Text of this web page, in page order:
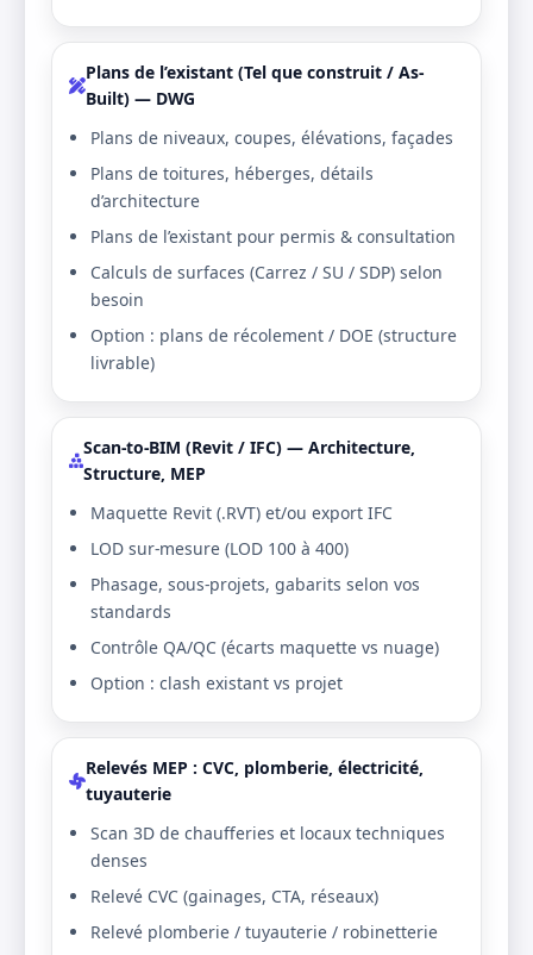
Plans de l’existant (Tel que construit / As-
Built) — DWG
Plans de niveaux, coupes, élévations, façades
Plans de toitures, héberges, détails
d’architecture
Plans de l’existant pour permis & consultation
Calculs de surfaces (Carrez / SU / SDP) selon
besoin
Option : plans de récolement / DOE (structure
livrable)
Scan-to-BIM (Revit / IFC) — Architecture,
Structure, MEP
Maquette Revit (.RVT) et/ou export IFC
LOD sur-mesure (LOD 100 à 400)
Phasage, sous-projets, gabarits selon vos
standards
Contrôle QA/QC (écarts maquette vs nuage)
Option : clash existant vs projet
Relevés MEP : CVC, plomberie, électricité,
tuyauterie
Scan 3D de chaufferies et locaux techniques
denses
Relevé CVC (gainages, CTA, réseaux)
Relevé plomberie / tuyauterie / robinetterie